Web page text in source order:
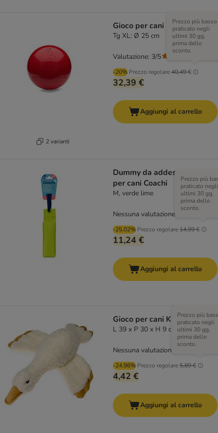
2 varianti
Gioco per cani Boomer Ball
Tg XL: Ø 25 cm
-20% Prezzo regolare40,49 €
Prezzo più basso
praticato negli
ultimi 30 gg,
prima dello
sconto.
32,39 €
Valutazione: 3/5
Aggiungi al carrello
Dummy da addestramento
per cani Coachi
M, verde lime
-25.02% Prezzo regolare14,99 €
Prezzo più
praticato negli
ultimi 30 gg,
prima dello
sconto.
11,24 €
Nessuna valutazione
Aggiungi al carrello
Gioco per cani Karlie Anatra
L 39 x P 30 x H 9 cm
-24.96% Prezzo regolare5,89 €
Prezzo più
praticato negli
ultimi 30 gg,
prima dello
sconto.
4,42 €
Nessuna valutazione
Aggiungi al carrello